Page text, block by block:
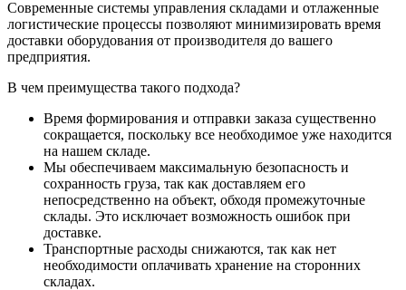
Современные системы управления складами и отлаженные
логистические процессы позволяют минимизировать время
доставки оборудования от производителя до вашего
предприятия.
В чем преимущества такого подхода?
Время формирования и отправки заказа существенно
сокращается, поскольку все необходимое уже находится
на нашем складе.
Мы обеспечиваем максимальную безопасность и
сохранность груза, так как доставляем его
непосредственно на объект, обходя промежуточные
склады. Это исключает возможность ошибок при
доставке.
Транспортные расходы снижаются, так как нет
необходимости оплачивать хранение на сторонних
складах.